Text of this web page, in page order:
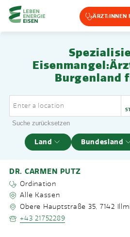
Zum Hauptinhalt springen
Zur Hauptnavigation springen,
ÄRZT:INNEN
Home-Eisencheck
Burgenland
Suche zurücksetzen
Filter
Land Bundesland
DR. CARMEN PUTZ
Ordination
Alle Kassen
Obere Hauptstraße 35, 7142
+43 21752289